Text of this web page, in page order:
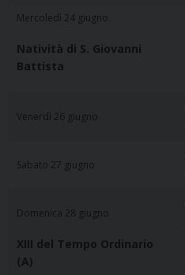
Mercoledì 24 giugno
Natività di S. Giovanni
Battista
Venerdì 26 giugno
Sabato 27 giugno
Domenica 28 giugno
XIII del Tempo Ordinario
(A)